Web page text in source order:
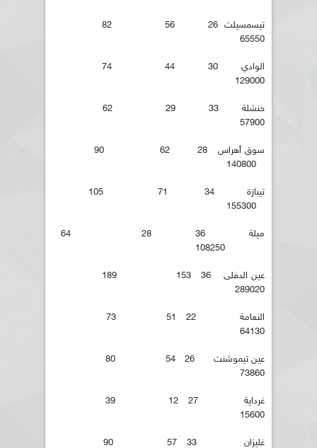
تيسمسيلت 26 56 82
65550
الوادي 30 44 74
129000
57900
سوق أهراس 28 62 90
ميلة 36 28 64
289020
64130
عين تيموشنت 26 54 80
73860
15600